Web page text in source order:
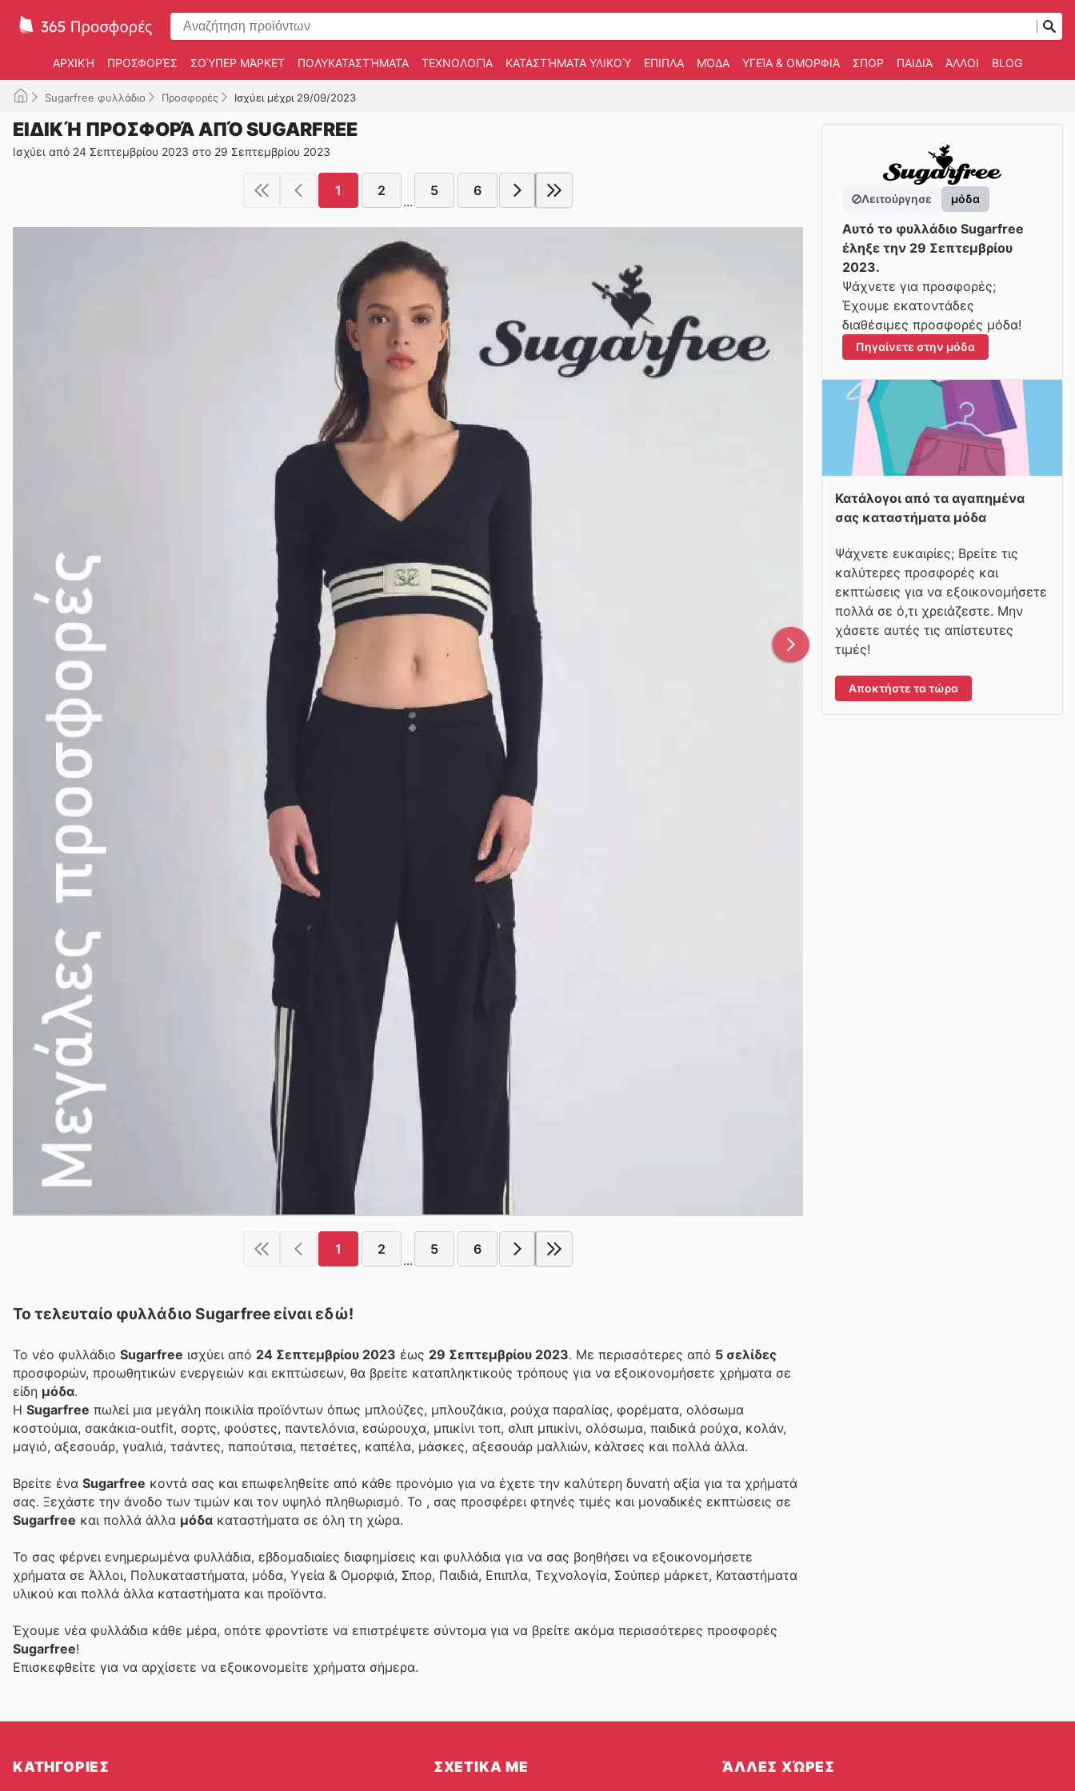
ΑΡΧΙΚΉ ΠΡΟΣΦΟΡΈΣ ΣΟΎΠΕΡ ΜΆΡΚΕΤ ΠΟΛΥΚΑΤΑΣΤΉΜΑΤΑ ΤΕΧΝΟΛΟΓΊΑ ΚΑΤΑΣΤΉΜΑΤΑ ΥΛΙΚΟΎ ΕΠΙΠΛΑ ΜΌΔΑ ΥΓΕΊΑ & ΟΜΟΡΦΙΆ ΣΠΟΡ ΠΑΙΔΙΆ ΆΛΛΟΙ BLOG
Sugarfree φυλλάδιο Προσφορές Ισχύει μέχρι 29/09/2023
ΕΙΔΙΚΉ ΠΡΟΣΦΟΡΆ ΑΠΌ SUGARFREE
Ισχύει από 24 Σεπτεμβρίου 2023 στο 29 Σεπτεμβρίου 2023
1 2
...
5 6
1 2
...
5 6
Το τελευταίο φυλλάδιο Sugarfree είναι εδώ!
Το νέο φυλλάδιο Sugarfree ισχύει από 24 Σεπτεμβρίου 2023 έως 29 Σεπτεμβρίου 2023 . Με περισσότερες από 5 σελίδες
προσφορών, προωθητικών ενεργειών και εκπτώσεων, θα βρείτε καταπληκτικούς τρόπους για να εξοικονομήσετε χρήματα σε
είδη μόδα.
Η Sugarfree πωλεί μια μεγάλη ποικιλία προϊόντων όπως μπλούζες, μπλουζάκια, ρούχα παραλίας, φορέματα, ολόσωμα
κοστούμια, σακάκια-outfit, σορτς, φούστες, παντελόνια, εσώρουχα, μπικίνι τοπ, σλιπ μπικίνι, ολόσωμα, παιδικά ρούχα, κολάν,
μαγιό, αξεσουάρ, γυαλιά, τσάντες, παπούτσια, πετσέτες, καπέλα, μάσκες, αξεσουάρ μαλλιών, κάλτσες και πολλά άλλα.
Βρείτε ένα Sugarfree κοντά σας και επωφεληθείτε από κάθε προνόμιο για να έχετε την καλύτερη δυνατή αξία για τα χρήματά
σας. Ξεχάστε την άνοδο των τιμών και τον υψηλό πληθωρισμό. Το , σας προσφέρει φτηνές τιμές και μοναδικές εκπτώσεις σε
Sugarfree και πολλά άλλα μόδα καταστήματα σε όλη τη χώρα.
Το σας φέρνει ενημερωμένα φυλλάδια, εβδομαδιαίες διαφημίσεις και φυλλάδια για να σας βοηθήσει να εξοικονομήσετε
χρήματα σε Άλλοι, Πολυκαταστήματα, μόδα, Υγεία & Ομορφιά, Σπορ, Παιδιά, Επιπλα, Τεχνολογία, Σούπερ μάρκετ, Καταστήματα
υλικού και πολλά άλλα καταστήματα και προϊόντα.
Έχουμε νέα φυλλάδια κάθε μέρα, οπότε φροντίστε να επιστρέψετε σύντομα για να βρείτε ακόμα περισσότερες προσφορές
Sugarfree!
Επισκεφθείτε για να αρχίσετε να εξοικονομείτε χρήματα σήμερα.
Λειτούργησε μόδα
Αυτό το φυλλάδιο Sugarfree
έληξε την 29 Σεπτεμβρίου
2023.
Ψάχνετε για προσφορές;
Έχουμε εκατοντάδες
διαθέσιμες προσφορές μόδα!
Πηγαίνετε στην μόδα
Κατάλογοι από τα αγαπημένα
σας καταστήματα μόδα
Ψάχνετε ευκαιρίες; Βρείτε τις
καλύτερες προσφορές και
εκπτώσεις για να εξοικονομήσετε
πολλά σε ό,τι χρειάζεστε. Μην
χάσετε αυτές τις απίστευτες
τιμές!
Αποκτήστε τα τώρα
ΚΑΤΗΓΟΡΙΕΣ ΣΧΕΤΙΚΑ ΜΕ ΆΛΛΕΣ ΧΏΡΕΣ